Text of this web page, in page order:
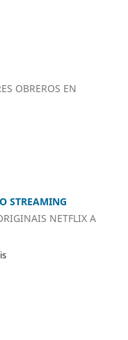
OBREROS EN
STREAMING
NETFLIX A